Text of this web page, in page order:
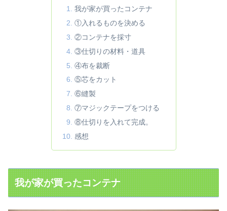
我が家が買ったコンテナ
①入れるものを決める
②コンテナを採寸
③仕切りの材料・道具
④布を裁断
⑤芯をカット
⑥縫製
⑦マジックテープをつける
⑧仕切りを入れて完成。
感想
我が家が買ったコンテナ